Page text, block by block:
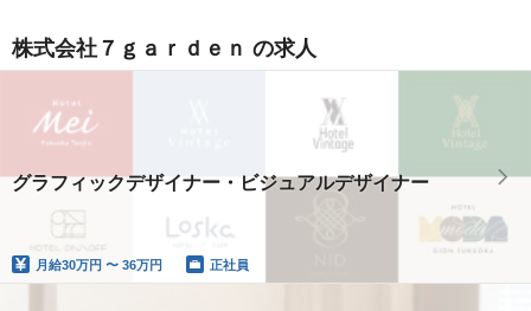
株式会社７ｇａｒｄｅｎ の求人
グラフィックデザイナー・ビジュアルデザイナー
月給30万円 〜 36万円 正社員